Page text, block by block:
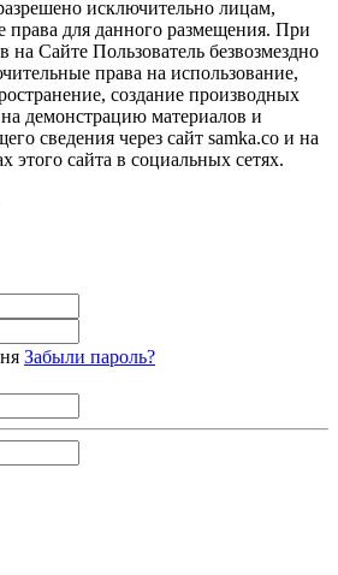
исключительно лицам,
для данного размещения. При
на Сайте Пользователь безвозмездно
права на использование,
создание производных
демонстрацию материалов и
сведения через сайт samka.co и на
этого сайта в социальных сетях.
Забыли пароль?